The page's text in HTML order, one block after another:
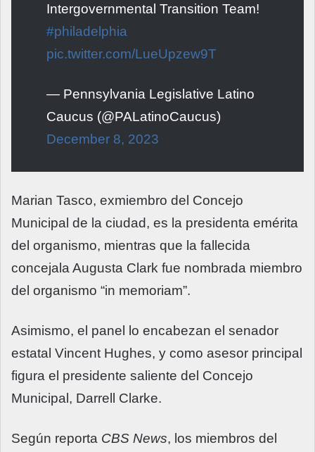
Intergovernmental Transition Team!
#philadelphia
pic.twitter.com/LueUpzew9T
— Pennsylvania Legislative Latino
Caucus (@PALatinoCaucus)
December 8, 2023
Marian Tasco, exmiembro del Concejo
Municipal de la ciudad, es la presidenta emérita
del organismo, mientras que la fallecida
concejala Augusta Clark fue nombrada miembro
del organismo “in memoriam”.
Asimismo, el panel lo encabezan el senador
estatal Vincent Hughes, y como asesor principal
figura el presidente saliente del Concejo
Municipal, Darrell Clarke.
Según reporta CBS News, los miembros del